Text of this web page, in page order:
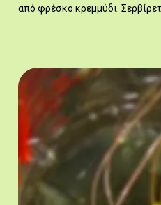
από φρέσκο κρεμμύδι.